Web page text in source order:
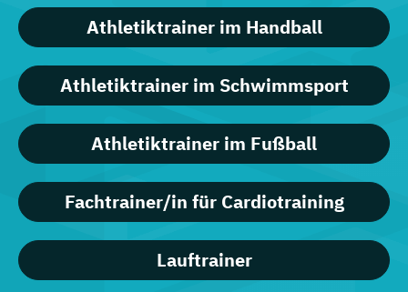
Athletiktrainer im Handball
Athletiktrainer im Schwimmsport
Athletiktrainer im Fußball
Fachtrainer/in für Cardiotraining
Lauftrainer